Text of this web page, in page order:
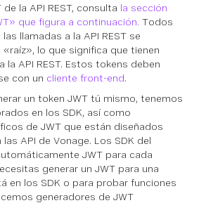
la API REST, consulta la sección
que figura a continuación. Todos
llamadas a la API REST se
lo que significa que tienen
la API REST. Estos tokens deben
con un cliente front-end.
un token JWT tú mismo, tenemos
en los SDK, así como
de JWT que están diseñados
API de Vonage. Los SDK del
JWT para cada
generar un JWT para una
en los SDK o para probar funciones
generadores de JWT